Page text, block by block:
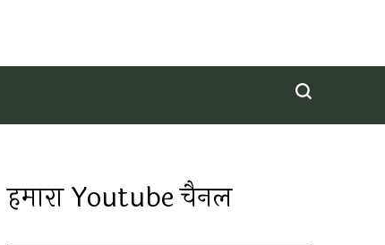
हमारा Youtube चैनल